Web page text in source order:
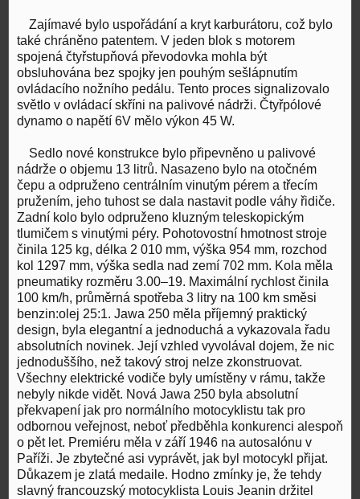
Zajímavé bylo uspořádání a kryt karburátoru, což bylo
také chráněno patentem. V jeden blok s motorem
spojená čtyřstupňová převodovka mohla být
obsluhována bez spojky jen pouhým sešlápnutím
ovládacího nožního pedálu. Tento proces signalizovalo
světlo v ovládací skříni na palivové nádrži. Čtyřpólové
dynamo o napětí 6V mělo výkon 45 W.
Sedlo nové konstrukce bylo připevněno u palivové
nádrže o objemu 13 litrů. Nasazeno bylo na otočném
čepu a odpruženo centrálním vinutým pérem a třecím
pružením, jeho tuhost se dala nastavit podle váhy řidiče.
Zadní kolo bylo odpruženo kluzným teleskopickým
tlumičem s vinutými péry. Pohotovostní hmotnost stroje
činila 125 kg, délka 2 010 mm, výška 954 mm, rozchod
kol 1297 mm, výška sedla nad zemí 702 mm. Kola měla
pneumatiky rozměru 3.00–19. Maximální rychlost činila
100 km/h, průměrná spotřeba 3 litry na 100 km směsi
benzin:olej 25:1. Jawa 250 měla příjemný praktický
design, byla elegantní a jednoduchá a vykazovala řadu
absolutních novinek. Její vzhled vyvolával dojem, že nic
jednoduššího, než takový stroj nelze zkonstruovat.
Všechny elektrické vodiče byly umístěny v rámu, takže
nebyly nikde vidět. Nová Jawa 250 byla absolutní
překvapení jak pro normálního motocyklistu tak pro
odbornou veřejnost, neboť předběhla konkurenci alespoň
o pět let. Premiéru měla v září 1946 na autosalónu v
Paříži. Je zbytečné asi vyprávět, jak byl motocykl přijat.
Důkazem je zlatá medaile. Hodno zmínky je, že tehdy
slavný francouzský motocyklista Louis Jeanin držitel